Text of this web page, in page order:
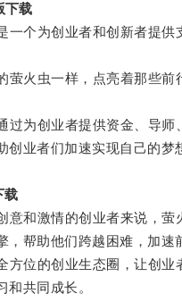
下载
个为创业者和创新者提供
火虫一样，点亮着那些前
为创业者提供资金、导师
创业者们加速实现自己的梦
载
和激情的创业者来说，萤
，帮助他们跨越困难，加速
位的创业生态圈，让创业
和共同成长。